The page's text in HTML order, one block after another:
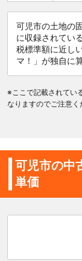
可児市の土地の
に収録されてい
税標準額に近し
マ！」が独自に
※ここで記載されてい
なりますのでご注意く
可児市の中
単価